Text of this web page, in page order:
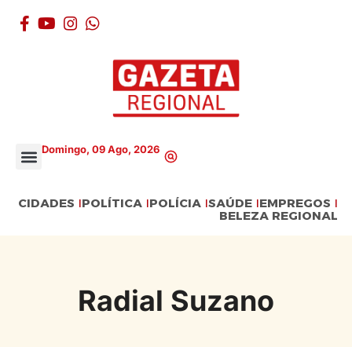
Domingo, 09 Ago, 2026
CIDADES POLÍTICA POLÍCIA SAÚDE EMPREGOS
BELEZA REGIONAL
Radial Suzano